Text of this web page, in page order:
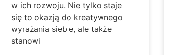
w ich rozwoju. Nie tylko staje
się to okazją do kreatywnego
wyrażania siebie, ale także
stanowi